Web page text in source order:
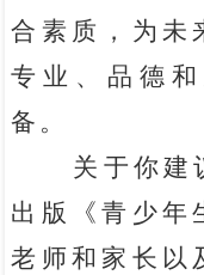
合素质，为未
专业、品德
备。
关于你建
出版《青少年
老师和家长以